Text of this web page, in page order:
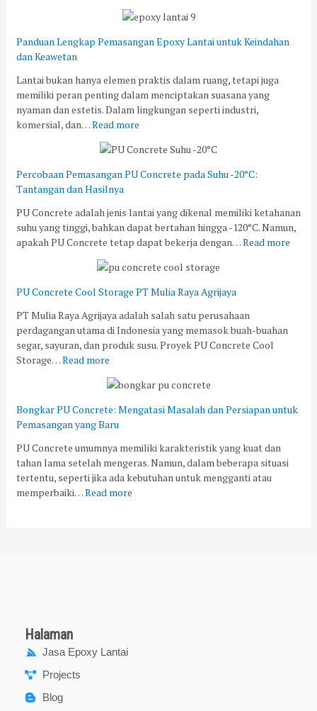
Panduan Lengkap Pemasangan Epoxy Lantai untuk Keindahan
dan Keawetan
Lantai bukan hanya elemen praktis dalam ruang, tetapi juga
memiliki peran penting dalam menciptakan suasana yang
nyaman dan estetis. Dalam lingkungan seperti industri,
komersial, dan…Read more
Percobaan Pemasangan PU Concrete pada Suhu -20°C:
Tantangan dan Hasilnya
PU Concrete adalah jenis lantai yang dikenal memiliki ketahanan
suhu yang tinggi, bahkan dapat bertahan hingga -120°C. Namun,
apakah PU Concrete tetap dapat bekerja dengan…Read more
PU Concrete Cool Storage PT Mulia Raya Agrijaya
PT Mulia Raya Agrijaya adalah salah satu perusahaan
perdagangan utama di Indonesia yang memasok buah-buahan
segar, sayuran, dan produk susu. Proyek PU Concrete Cool
Storage…Read more
Bongkar PU Concrete: Mengatasi Masalah dan Persiapan untuk
Pemasangan yang Baru
PU Concrete umumnya memiliki karakteristik yang kuat dan
tahan lama setelah mengeras. Namun, dalam beberapa situasi
tertentu, seperti jika ada kebutuhan untuk mengganti atau
memperbaiki…Read more
Halaman
Jasa Epoxy Lantai
Projects
Blog